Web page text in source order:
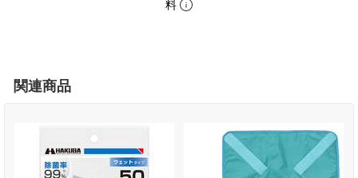
料
関連商品